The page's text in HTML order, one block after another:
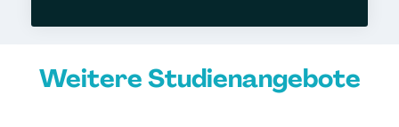
Weitere Studienangebote